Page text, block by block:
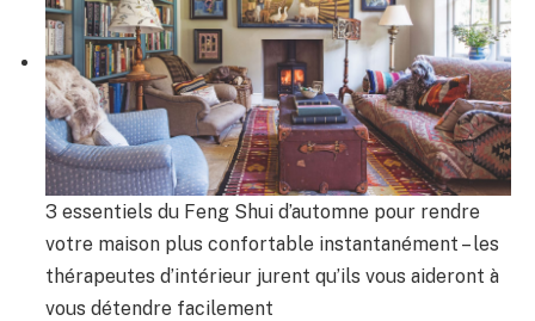
3 essentiels du Feng Shui d’automne pour rendre
votre maison plus confortable instantanément – ​​les
thérapeutes d’intérieur jurent qu’ils vous aideront à
vous détendre facilement